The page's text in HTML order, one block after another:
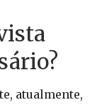
atualmente,